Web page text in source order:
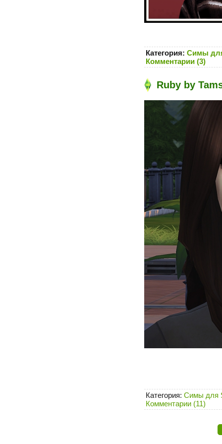
Категория: Симы
Комментарии (3)
Ruby by
Категория: Симы для
Комментарии (11)